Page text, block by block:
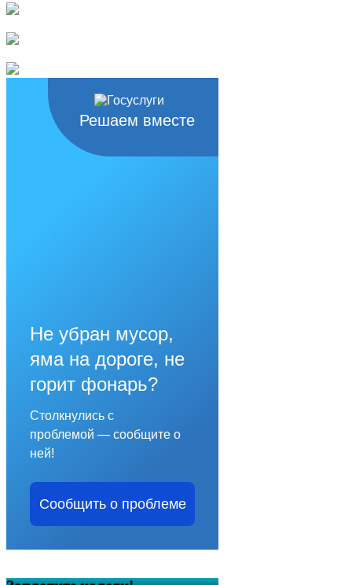
Решаем вместе
Не убран мусор,
яма на дороге, не
горит фонарь?
Столкнулись с
проблемой — сообщите о
ней!
Сообщить о проблеме